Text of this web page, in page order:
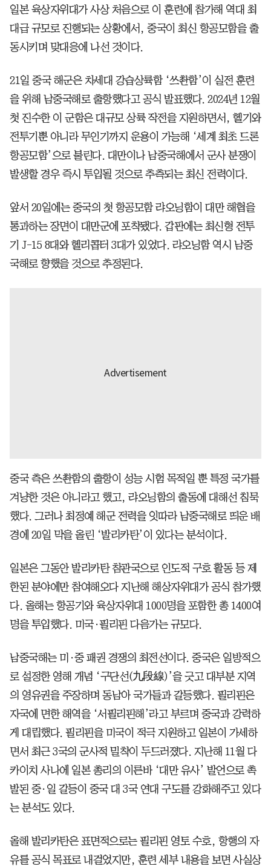
일본 육상자위대가 사상 처음으로 이 훈련에 참가해 역대 최
대급 규모로 진행되는 상황에서, 중국이 최신 항공모함을 출
동시키며 맞대응에 나선 것이다.
21일 중국 해군은 차세대 강습상륙함 ‘쓰촨함’이 실전 훈련
을 위해 남중국해로 출항했다고 공식 발표했다. 2024년 12월
첫 진수한 이 군함은 대규모 상륙 작전을 지원하면서, 헬기와
전투기뿐 아니라 무인기까지 운용이 가능해 ‘세계 최초 드론
항공모함’으로 불린다. 대만이나 남중국해에서 군사 분쟁이
발생할 경우 즉시 투입될 것으로 추측되는 최신 전력이다.
앞서 20일에는 중국의 첫 항공모함 랴오닝함이 대만 해협을
통과하는 장면이 대만군에 포착됐다. 갑판에는 최신형 전투
기 J-15 8대와 헬리콥터 3대가 있었다. 랴오닝함 역시 남중
국해로 향했을 것으로 추정된다.
중국 측은 쓰촨함의 출항이 성능 시험 목적일 뿐 특정 국가를
겨냥한 것은 아니라고 했고, 랴오닝함의 출동에 대해선 침묵
했다. 그러나 최정예 해군 전력을 잇따라 남중국해로 띄운 배
경에 20일 막을 올린 ‘발리카탄’이 있다는 분석이다.
일본은 그동안 발리카탄 참관국으로 인도적 구호 활동 등 제
한된 분야에만 참여해오다 지난해 해상자위대가 공식 참가했
다. 올해는 항공기와 육상자위대 1000명을 포함한 총 1400여
명을 투입했다. 미국·필리핀 다음가는 규모다.
남중국해는 미·중 패권 경쟁의 최전선이다. 중국은 일방적으
로 설정한 영해 개념 ‘구단선(九段線)’을 긋고 대부분 지역
의 영유권을 주장하며 동남아 국가들과 갈등했다. 필리핀은
자국에 면한 해역을 ‘서필리핀해’라고 부르며 중국과 강력하
게 대립했다. 필리핀을 미국이 적극 지원하고 일본이 가세하
면서 최근 3국의 군사적 밀착이 두드러졌다. 지난해 11월 다
카이치 사나에 일본 총리의 이른바 ‘대만 유사’ 발언으로 촉
발된 중·일 갈등이 중국 대 3국 연대 구도를 강화해주고 있다
는 분석도 있다.
올해 발리카탄은 표면적으로는 필리핀 영토 수호, 항행의 자
유를 공식 목표로 내걸었지만, 훈련 세부 내용을 보면 사실상